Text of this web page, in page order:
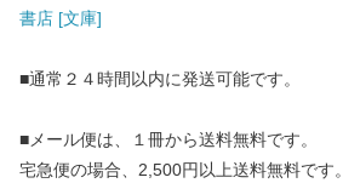
書店 [文庫]
■通常２４時間以内に発送可能です。
■メール便は、１冊から送料無料です。
宅急便の場合、2,500円以上送料無料です。